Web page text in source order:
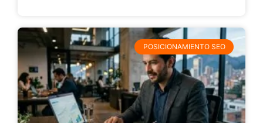
POSICIONAMIENTO SEO